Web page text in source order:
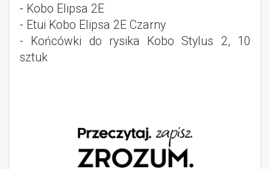
- Kobo Elipsa 2E
- Etui Kobo Elipsa 2E Czarny
- Końcówki do rysika Kobo Stylus 2, 10
sztuk